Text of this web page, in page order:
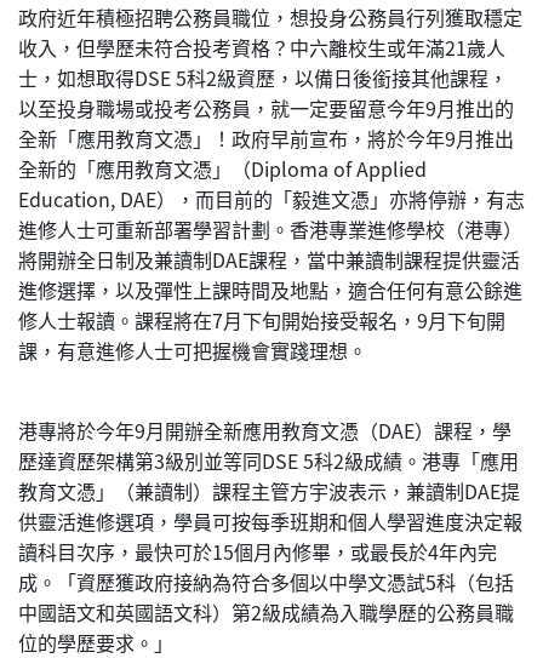
政府近年積極招聘公務員職位，想投身公務員行列獲取穩定
收入，但學歷未符合投考資格？中六離校生或年滿21歲人
士，如想取得DSE 5科2級資歷，以備日後銜接其他課程，
以至投身職場或投考公務員，就一定要留意今年9月推出的
全新「應用教育文憑」！政府早前宣布，將於今年9月推出
全新的「應用教育文憑」（Diploma of Applied
Education, DAE），而目前的「毅進文憑」亦將停辦，有志
進修人士可重新部署學習計劃。香港專業進修學校（港專）
將開辦全日制及兼讀制DAE課程，當中兼讀制課程提供靈活
進修選擇，以及彈性上課時間及地點，適合任何有意公餘進
修人士報讀。課程將在7月下旬開始接受報名，9月下旬開
課，有意進修人士可把握機會實踐理想。
港專將於今年9月開辦全新應用教育文憑（DAE）課程，學
歷達資歷架構第3級別並等同DSE 5科2級成績。港專「應用
教育文憑」（兼讀制）課程主管方宇波表示，兼讀制DAE提
供靈活進修選項，學員可按每季班期和個人學習進度決定報
讀科目次序，最快可於15個月內修畢，或最長於4年內完
成。「資歷獲政府接納為符合多個以中學文憑試5科（包括
中國語文和英國語文科）第2級成績為入職學歷的公務員職
位的學歷要求。」